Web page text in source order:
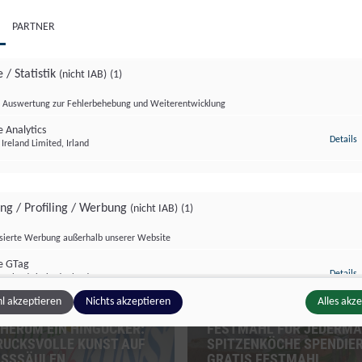
EIN HINGUCKER:
KUNST AUF
Magazin
FESTMAHL FÜR
SPITZENKÖCHE
PARTNER
/ Statistik (nicht IAB) (1)
Auswertung zur Fehlerbehebung und Weiterentwicklung
Analytics
Ireland Limited, Irland Details
/ Profiling / Werbung (nicht IAB) (1)
Werbung außerhalb unserer Website
GTag
Ireland Limited, Irland Details
Inhalte(nicht IAB)
(2)
akzeptieren Nichts akzeptieren Alles